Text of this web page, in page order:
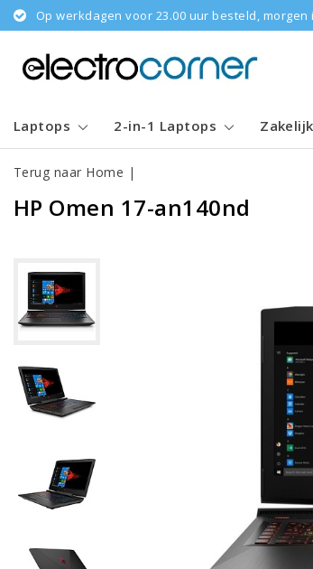
Op werkdagen voor 23.00 uur besteld, morgen
Laptops 2-in-1 Laptops
Terug naar Home |
HP Omen 17-an140nd